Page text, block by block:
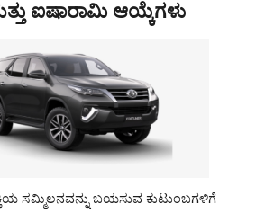
ಐಷಾರಾಮಿ ಆಯ್ಕೆಗಳು
ಸಮ್ಮಿಲನವನ್ನು ಬಯಸುವ ಕುಟುಂಬಗಳಿಗೆ